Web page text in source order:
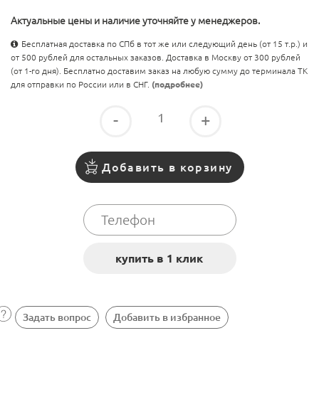
Актуальные цены и наличие уточняйте у менеджеров.
Бесплатная доставка по СПб в тот же или следующий день (от 15 т.р.) и
от 500 рублей для остальных заказов. Доставка в Москву от 300 рублей
(от 1-го дня). Бесплатно доставим заказ на любую сумму до терминала ТК
для отправки по России или в СНГ. (подробнее)
- +
Добавить в корзину
Задать вопрос Добавить в избранное